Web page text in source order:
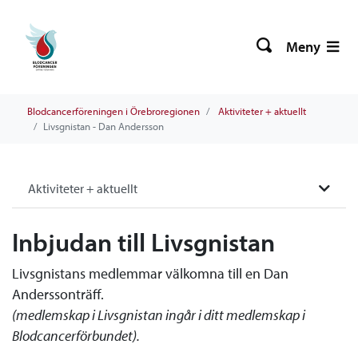
Meny
Blodcancerföreningen i Örebroregionen
Aktiviteter + aktuellt
Livsgnistan - Dan Andersson
Aktiviteter + aktuellt
Inbjudan till Livsgnistan
Livsgnistans medlemmar välkomna till en Dan
Anderssonträff.
(medlemskap i Livsgnistan ingår i ditt medlemskap i
Blodcancerförbundet).